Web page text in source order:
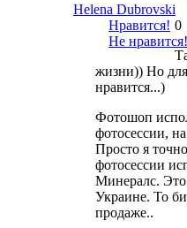
Helena Dubrovski
Нравится!
Не нравится!
0
жизни)) Но
нравится...)
Фотошоп
фотосессии,
Просто я
фотосессии
Минералс.
Украине. То
продаже..